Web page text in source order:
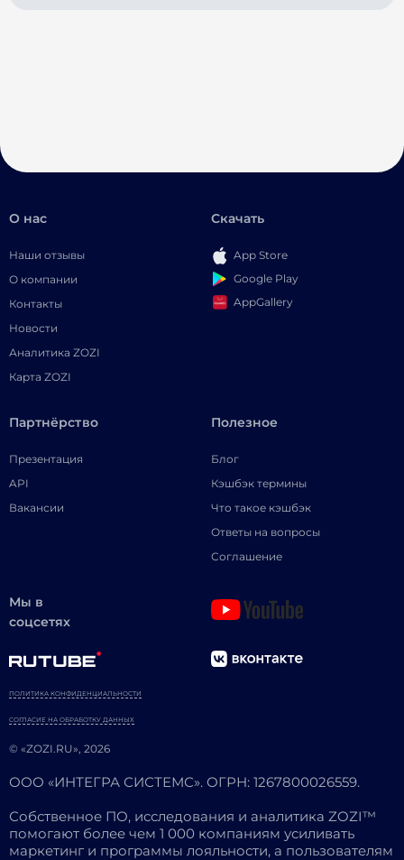
О нас
Наши отзывы
О компании
Контакты
Новости
Аналитика ZOZI
Карта ZOZI
Скачать
App Store
Google Play
AppGallery
Партнёрство
Презентация
API
Вакансии
Полезное
Блог
Кэшбэк термины
Что такое кэшбэк
Ответы на вопросы
Соглашение
Мы в
соцсетях
© «ZOZI.RU», 2026
ПОЛИТИКА КОНФИДЕНЦИАЛЬНОСТИ
СОГЛАСИЕ НА ОБРАБОТКУ ДАННЫХ
ООО «ИНТЕГРА СИСТЕМС». ОГРН: 1267800026559.
Собственное ПО, исследования и аналитика ZOZI™
помогают более чем 1 000 компаниям усиливать
маркетинг и программы лояльности, а пользователям